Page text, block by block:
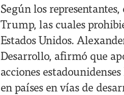
Según los
Trump, las cuales
Estados Unidos.
Desarrollo, afirmó que
acciones
en países en vías de